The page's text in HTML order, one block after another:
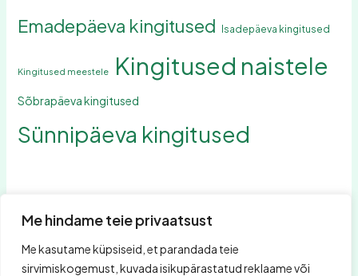
Me hindame teie privaatsust
Me kasutame küpsiseid, et parandada teie
sirvimiskogemust, kuvada isikupärastatud reklaame või
Emadepäeva kingitused Isadepäeva kingitused
Kingitused meestele Kingitused naistele
Sõbrapäeva kingitused
Sünnipäeva kingitused
Otsing